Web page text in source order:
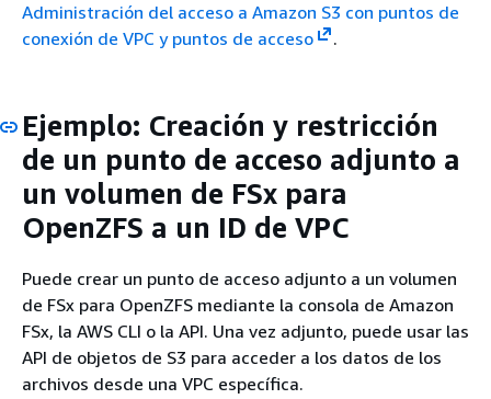
Administración del acceso a Amazon S3 con puntos de
conexión de VPC y puntos de acceso
.
Ejemplo: Creación y restricción
de un punto de acceso adjunto a
un volumen de FSx para
OpenZFS a un ID de VPC
Puede crear un punto de acceso adjunto a un volumen
de FSx para OpenZFS mediante la consola de Amazon
FSx, la AWS CLI o la API. Una vez adjunto, puede usar las
API de objetos de S3 para acceder a los datos de los
archivos desde una VPC específica.